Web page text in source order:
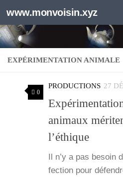
Au dessous du contenu
www.monvoisin.xyz
EXPÉRIMENTATION ANIMALE
0
PRODUCTIONS 27
animaux
l’éthique
Il n’y a pas besoin
fec­tion pour